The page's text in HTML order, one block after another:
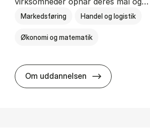
Markedsføring Handel og logistik
Økonomi og matematik
Om uddannelsen HA al­men